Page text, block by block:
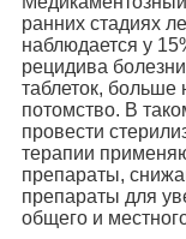
ранних стадиях
наблюдается у
рецидива
таблеток,
потомство. В
провести
терапии
препараты,
препараты для
общего и